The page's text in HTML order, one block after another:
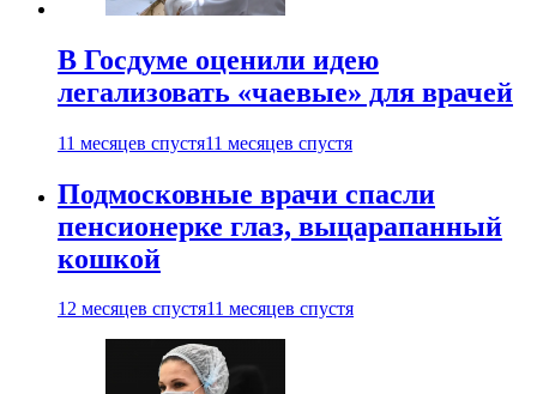
В Госдуме оценили идею
легализовать «чаевые» для врачей
11 месяцев спустя11 месяцев спустя
Подмосковные врачи спасли
пенсионерке глаз, выцарапанный
кошкой
12 месяцев спустя11 месяцев спустя